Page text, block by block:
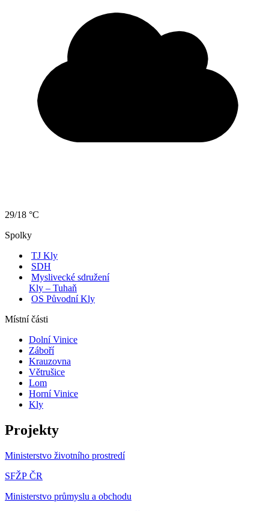
29/18 °C
Spolky
TJ Kly
SDH
Myslivecké sdružení
Kly – Tuhaň
OS Původní Kly
Místní části
Dolní Vinice
Záboří
Krauzovna
Větrušice
Lom
Horní Vinice
Kly
Projekty
Ministerstvo životního prostredí
SFŽP ČR
Ministerstvo průmyslu a obchodu